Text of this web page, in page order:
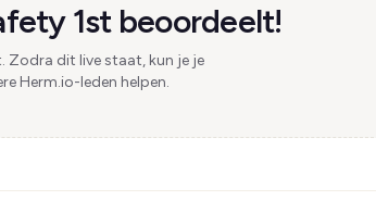
1st beoordeelt!
Zodra dit live staat, kun je je
Herm.io-leden helpen.